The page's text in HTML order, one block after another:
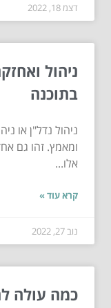
דצמ 18, 2022
ניהול
בתוכנה
ניהול נדל"ן או
ומאמץ. זהו גם
אלו...
קרא עוד »
נוב 27, 2022
כמה עולה